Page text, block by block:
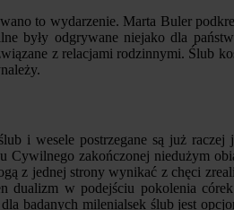
to wydarzenie. Marta Buler
odgrywane niejako dla
z relacjami rodzinnymi. Ślub
i wesele postrzegane są już
zakończonej niedużym
z jednej strony wynikać z chęci
w podejściu pokolenia
badanych milenialsek ślub jest